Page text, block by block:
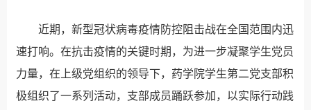
近期，新型冠状病毒疫情防控阻击战在全国范围内迅
速打响。在抗击疫情的关键时期，为进一步凝聚学生党员
力量，在上级党组织的领导下，药学院学生第二党支部积
极组织了一系列活动，支部成员踊跃参加，以实际行动践